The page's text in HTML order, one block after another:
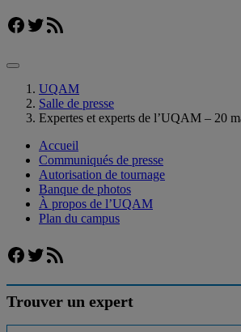
Facebook
Twitter
Flux RSS
UQAM
Salle de presse
Expertes et experts de l’UQAM – 20
Accueil
Communiqués de presse
Autorisation de tournage
Banque de photos
À propos de l’UQAM
Plan du campus
Facebook
Twitter
Flux RSS
Trouver un expert